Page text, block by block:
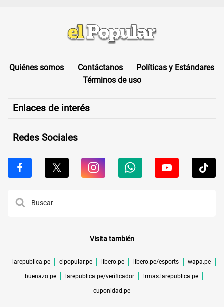
Quiénes somos Contáctanos
Políticas y Estándares
Términos de uso
Enlaces de interés
Redes Sociales
Visita también
larepublica.pe elpopular.pe libero.pe libero.pe/esports wapa.pe
buenazo.pe larepublica.pe/verificador lrmas.larepublica.pe
cuponidad.pe